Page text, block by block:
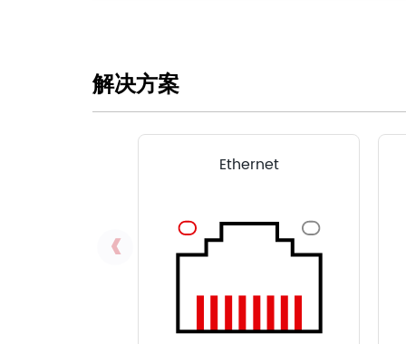
解决方案
Ethernet